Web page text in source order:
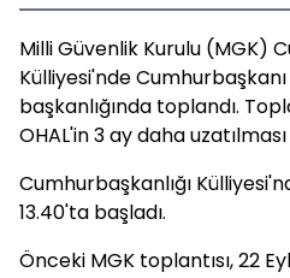
Milli Güvenlik Kurulu (MGK)
Külliyesi'nde
başkanlığında toplandı.
OHAL'in 3 ay daha
Cumhurbaşkanlığı
13.40'ta başladı.
Önceki MGK toplantısı, 22